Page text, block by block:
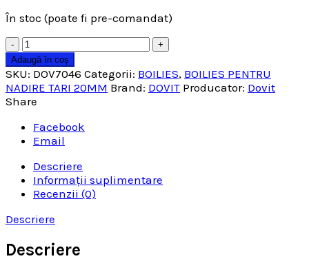
În stoc (poate fi pre-comandat)
Cantitate
Adaugă în coș
SKU: DOV7046 Categorii: BOILIES, BOILIES PENTRU
NADIRE TARI 20MM Brand: DOVIT Producator: Dovit
Share
Facebook
Email
Descriere
Informații suplimentare
Recenzii (0)
Descriere
Descriere